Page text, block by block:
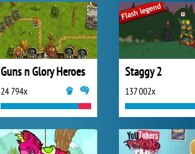
Guns n Glory Heroes
24 794x
Staggy 2
137 002x